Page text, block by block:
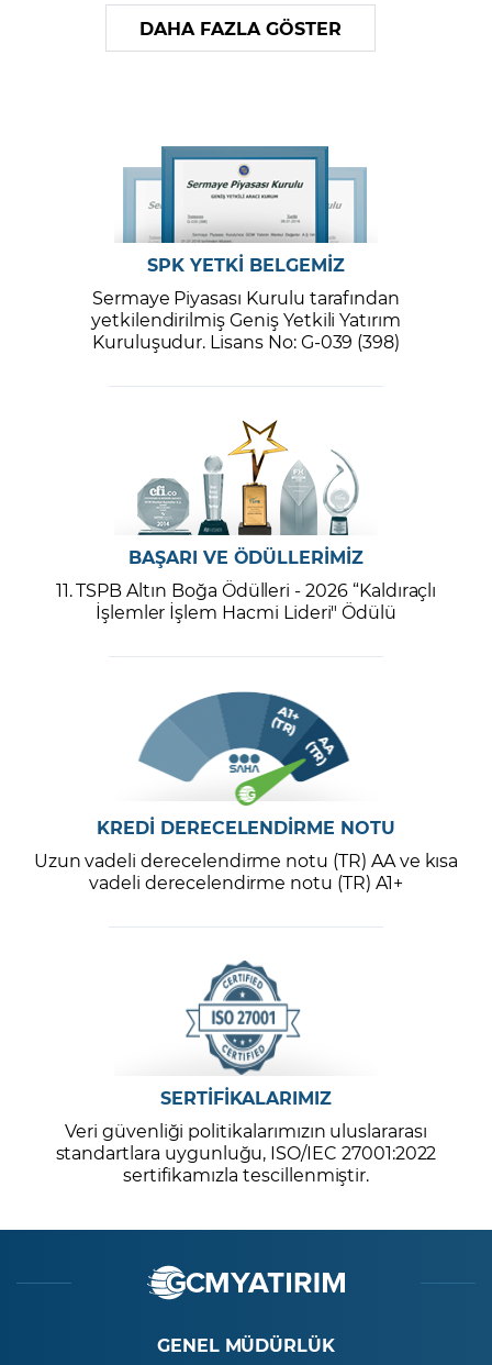
DAHA FAZLA GÖSTER
SPK YETKİ BELGEMİZ
Sermaye Piyasası Kurulu tarafından
yetkilendirilmiş Geniş Yetkili Yatırım
Kuruluşudur. Lisans No: G-039 (398)
BAŞARI VE ÖDÜLLERİMİZ
11. TSPB Altın Boğa Ödülleri - 2026 “Kaldıraçlı
İşlemler İşlem Hacmi Lideri" Ödülü
KREDİ DERECELENDİRME NOTU
Uzun vadeli derecelendirme notu (TR) AA ve kısa
vadeli derecelendirme notu (TR) A1+
SERTİFİKALARIMIZ
Veri güvenliği politikalarımızın uluslararası
standartlara uygunluğu, ISO/IEC 27001:2022
sertifikamızla tescillenmiştir.
GENEL MÜDÜRLÜK